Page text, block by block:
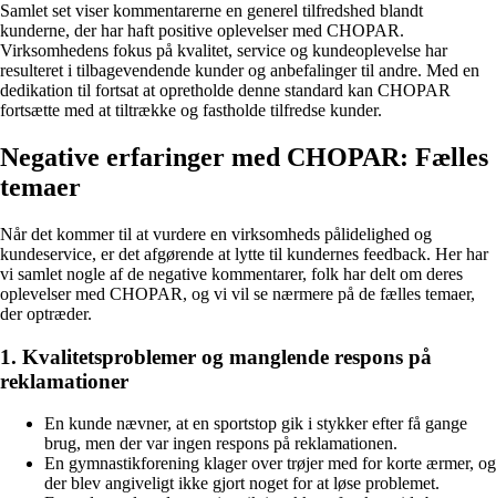
Samlet set viser kommentarerne en generel tilfredshed blandt
kunderne, der har haft positive oplevelser med CHOPAR.
Virksomhedens fokus på kvalitet, service og kundeoplevelse har
resulteret i tilbagevendende kunder og anbefalinger til andre. Med en
dedikation til fortsat at opretholde denne standard kan CHOPAR
fortsætte med at tiltrække og fastholde tilfredse kunder.
Negative erfaringer med CHOPAR: Fælles
temaer
Når det kommer til at vurdere en virksomheds pålidelighed og
kundeservice, er det afgørende at lytte til kundernes feedback. Her har
vi samlet nogle af de negative kommentarer, folk har delt om deres
oplevelser med CHOPAR, og vi vil se nærmere på de fælles temaer,
der optræder.
1. Kvalitetsproblemer og manglende respons på
reklamationer
En kunde nævner, at en sportstop gik i stykker efter få gange
brug, men der var ingen respons på reklamationen.
En gymnastikforening klager over trøjer med for korte ærmer, og
der blev angiveligt ikke gjort noget for at løse problemet.